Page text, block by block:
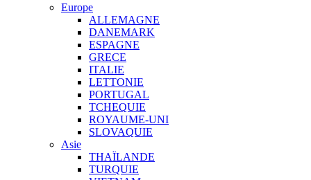
Europe
ALLEMAGNE
DANEMARK
ESPAGNE
GRECE
ITALIE
LETTONIE
PORTUGAL
TCHEQUIE
ROYAUME-UNI
SLOVAQUIE
Asie
THAÏLANDE
TURQUIE